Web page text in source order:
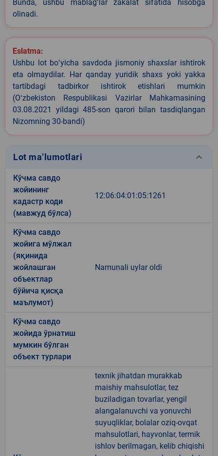
Bunda, ushbu mablagʻlar zakalat sifatida hisobga
olinadi.
Eslatma:
Ushbu lot boʻyicha savdoda jismoniy shaxslar ishtirok
eta olmaydilar. Har qanday yuridik shaxs yoki yakka
tartibdagi tadbirkor ishtirok etishlari mumkin
(Oʻzbekiston Respublikasi Vazirlar Mahkamasining
03.08.2021 yildagi 485-son qarori bilan tasdiqlangan
Nizomning 30-bandi)
Lot ma’lumotlari keyboard_arrow_down
Кўчма савдо
жойининг
кадастр коди
(мавжуд бўлса)
12:06:04:01:05:1261
Кўчма савдо
жойига мўлжал
(яқинида
жойлашган
объектлар
бўйича қисқа
маълумот)
Namunali uylar oldi
Кўчма савдо
жойида ўрнатиш
мумкин бўлган
объект турлари
texnik jihatdan murakkab
maishiy mahsulotlar, tez
buziladigan tovarlar, yengil
alangalanuvchi va yonuvchi
suyuqliklar, bolalar oziq-ovqat
mahsulotlari, hayvonlar, termik
ishlov berilmagan, kelib chiqishi